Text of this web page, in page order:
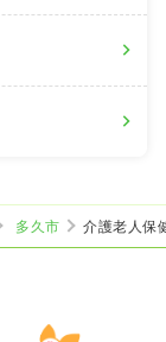
多久市
介護老人保